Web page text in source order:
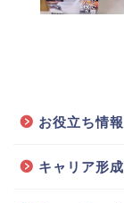
お役立ち情報
キャリア形成